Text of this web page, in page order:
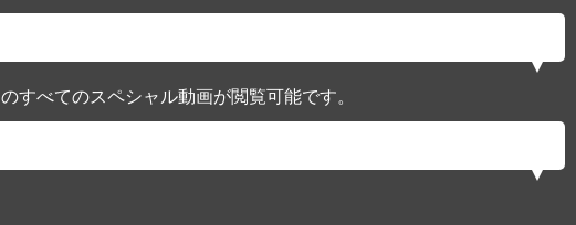
すべてのスペシャル動画が閲覧可能です。